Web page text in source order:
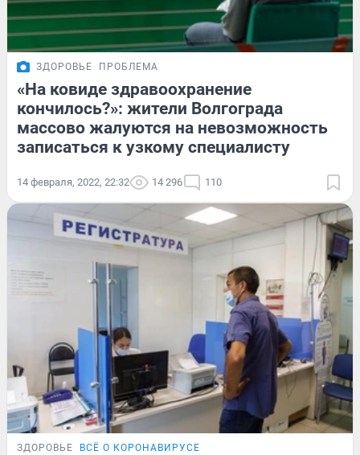
ЗДОРОВЬЕ ПРОБЛЕМА
«На ковиде здравоохранение
кончилось?»: жители Волгограда
массово жалуются на невозможность
записаться к узкому специалисту
14 февраля, 2022, 22:32 14 296 110
ЗДОРОВЬЕ ВСЁ О КОРОНАВИРУСЕ